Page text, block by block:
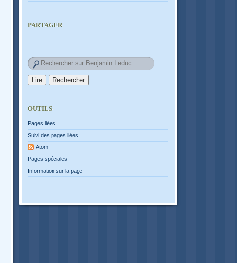
PARTAGER
OUTILS
Pages liées
Suivi des pages liées
Atom
Pages spéciales
Information sur la page